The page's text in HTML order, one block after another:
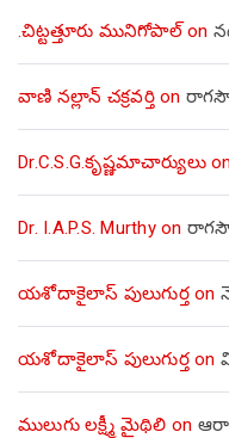
.చిట్టత్తూరు మునిగోపాల్ on
వాణి నల్లాన్ చక్రవర్తిon
Dr.C.S.G.కృష్ణమాచార్యులుon
Dr. I.A.P.S. Murthyon
యశోదాకైలాస్ పులుగుర్తon
యశోదాకైలాస్ పులుగుర్తon
ములుగు లక్ష్మీ మైథిలి on